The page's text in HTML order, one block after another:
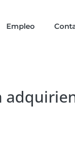
Empleo